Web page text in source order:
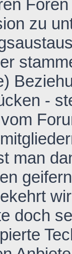
zu
-
man
doch